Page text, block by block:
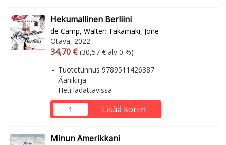
Hekumallinen Berliini
de Camp, Walter; Takamäki, Jone
Otava, 2022
Arvonlisäverollinen hinta
34,70 € Arvonlisäveroton hinta
(30,57 € alv 0 %)
Tuotetunnus 9789511426387
Äänikirja
Heti ladattavissa
Lisää koriin
Minun Amerikkani